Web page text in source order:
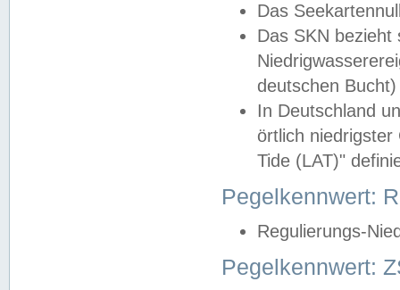
Das
Das SKN
deutschen
In Deutschland
örtlich
Tide (LAT)"
Pegelkennwert:
Regulierungs-
Pegelkennwert: